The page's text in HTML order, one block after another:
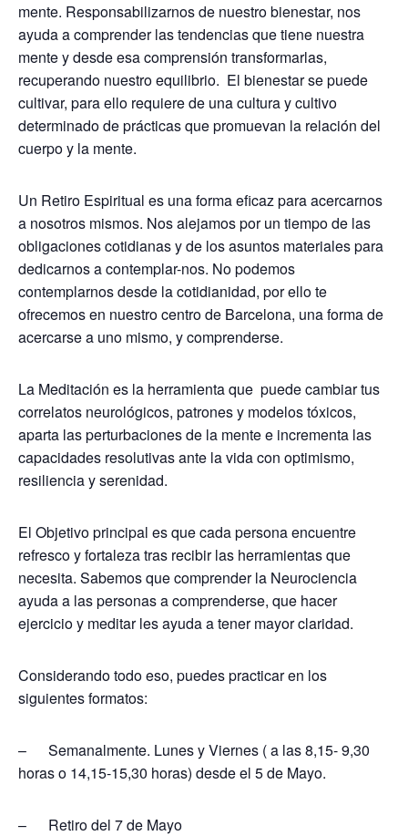
mente. Responsabilizarnos de nuestro bienestar, nos
ayuda a comprender las tendencias que tiene nuestra
mente y desde esa comprensión transformarlas,
recuperando nuestro equilibrio. El bienestar se puede
cultivar, para ello requiere de una cultura y cultivo
determinado de prácticas que promuevan la relación del
cuerpo y la mente.
Un Retiro Espiritual es una forma eficaz para acercarnos
a nosotros mismos. Nos alejamos por un tiempo de las
obligaciones cotidianas y de los asuntos materiales para
dedicarnos a contemplar-nos. No podemos
contemplarnos desde la cotidianidad, por ello te
ofrecemos en nuestro centro de Barcelona, una forma de
acercarse a uno mismo, y comprenderse.
La Meditación es la herramienta que puede cambiar tus
correlatos neurológicos, patrones y modelos tóxicos,
aparta las perturbaciones de la mente e incrementa las
capacidades resolutivas ante la vida con optimismo,
resiliencia y serenidad.
El Objetivo principal es que cada persona encuentre
refresco y fortaleza tras recibir las herramientas que
necesita. Sabemos que comprender la Neurociencia
ayuda a las personas a comprenderse, que hacer
ejercicio y meditar les ayuda a tener mayor claridad.
Considerando todo eso, puedes practicar en los
siguientes formatos:
– Semanalmente. Lunes y Viernes ( a las 8,15- 9,30
horas o 14,15-15,30 horas) desde el 5 de Mayo.
– Retiro del 7 de Mayo